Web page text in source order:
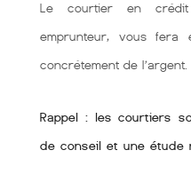
Le courtier en crédit
emprunteur, vous fera
concrétement de l’argent.
Rappel : les courtiers
de conseil et une étude